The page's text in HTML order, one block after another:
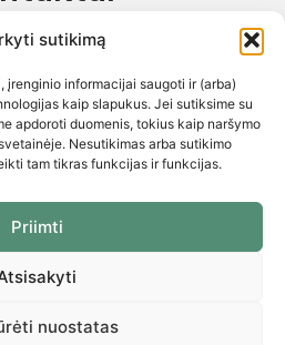
sutikimą
informacijai saugoti ir (arba)
kaip slapukus. Jei sutiksime su
apdoroti duomenis, tokius kaip naršymo
Nesutikimas arba sutikimo
tam tikras funkcijas ir funkcijas.
Priimti
nuostatas
iki 16:00
© „Skaitmeninis projektas“ ©
draudžiama